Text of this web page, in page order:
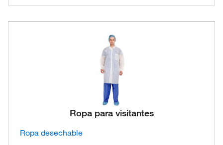
Ropa para visitantes
Ropa desechable